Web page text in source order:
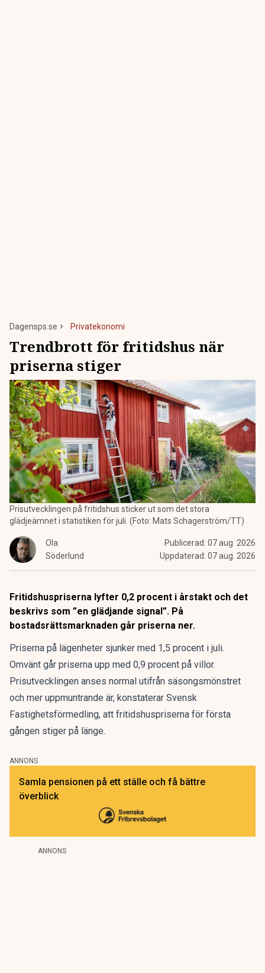
Dagensps.se Privatekonomi
Trendbrott för fritidshus när
priserna stiger
Prisutvecklingen på fritidshus sticker ut som det stora
glädjeämnet i statistiken för juli. (Foto: Mats Schagerström/TT)
Ola
Söderlund
Publicerad: 07 aug. 2026
Uppdaterad: 07 aug. 2026
Fritidshuspriserna lyfter 0,2 procent i årstakt och det
beskrivs som ”en glädjande signal”. På
bostadsrättsmarknaden går priserna ner.
Priserna på lägenheter sjunker med 1,5 procent i juli.
Omvänt går priserna upp med 0,9 procent på villor.
Prisutvecklingen anses normal utifrån säsongsmönstret
och mer uppmuntrande är, konstaterar Svensk
Fastighetsförmedling, att fritidshuspriserna för första
gången stiger på länge.
ANNONS
Samla pensionen på ett ställe och få bättre
överblick
ANNONS